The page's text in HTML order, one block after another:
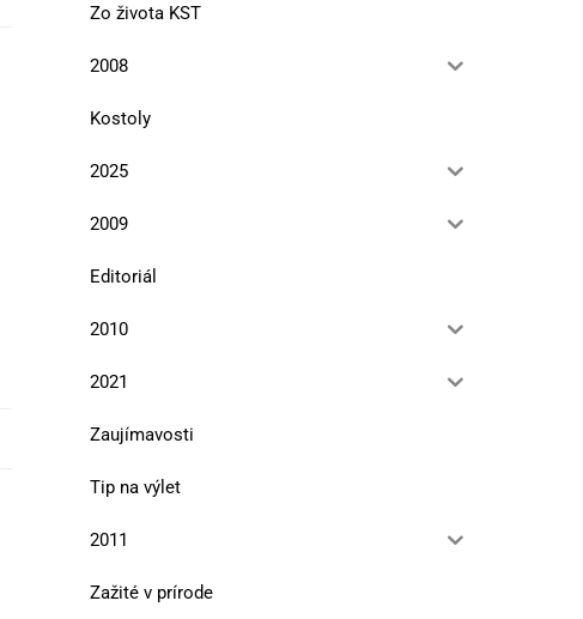
Zo života KST
2008
Kostoly
2025
2009
Editoriál
2010
2021
Zaujímavosti
Tip na výlet
2011
Zažité v prírode